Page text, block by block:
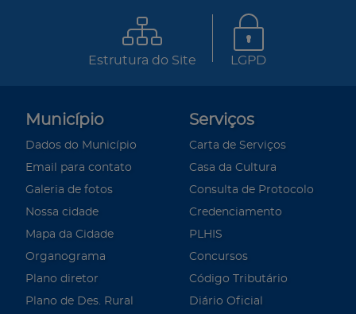
Estrutura do Site LGPD
Município
Dados do Município
Email para contato
Galeria de fotos
Nossa cidade
Mapa da Cidade
Organograma
Plano diretor
Plano de Des. Rural
Serviços
Carta de Serviços
Casa da Cultura
Consulta de Protocolo
Credenciamento
PLHIS
Concursos
Código Tributário
Diário Oficial